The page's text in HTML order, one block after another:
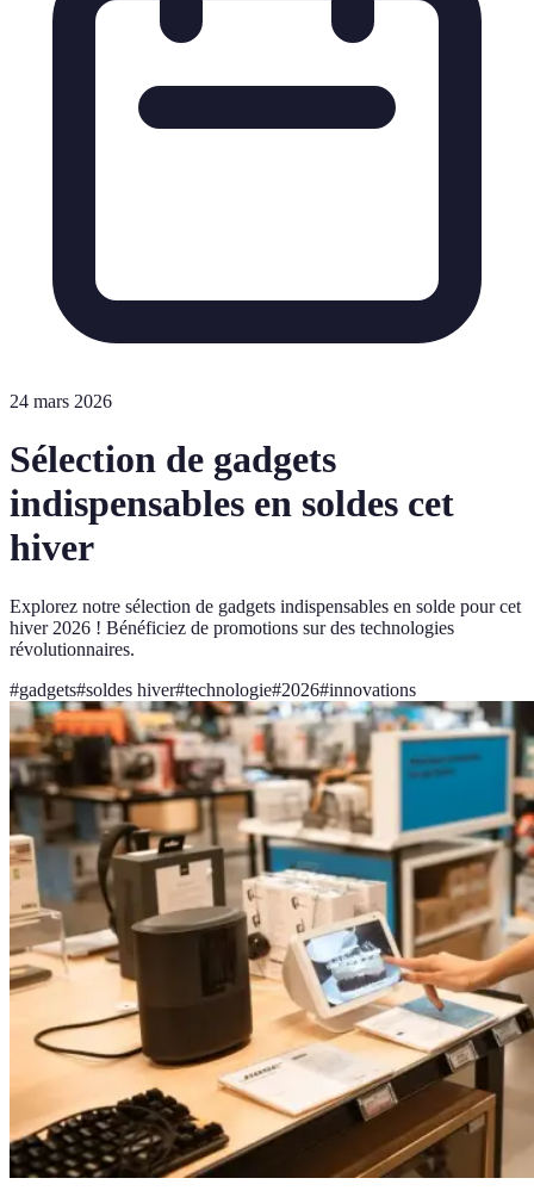
24 mars 2026
Sélection de gadgets
indispensables en soldes cet
hiver
Explorez notre sélection de gadgets indispensables en solde pour cet
hiver 2026 ! Bénéficiez de promotions sur des technologies
révolutionnaires.
#gadgets#soldes hiver#technologie#2026#innovations